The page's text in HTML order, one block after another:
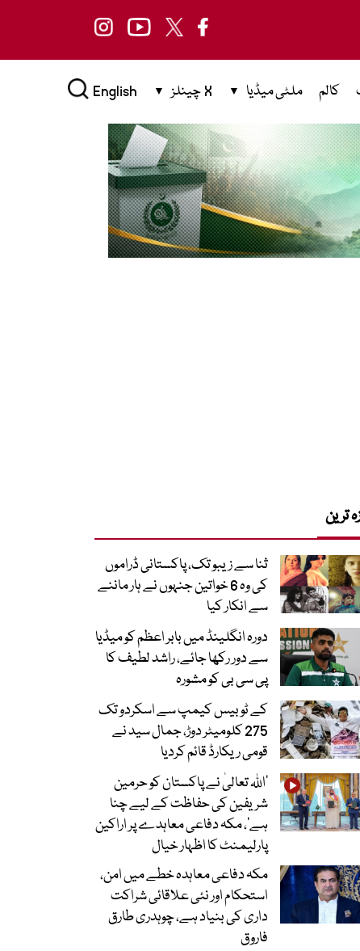
کالم ملٹی میڈیا X چینلز English
ترین
ثنا سے زیبو تک، پاکستانی ڈراموں
کی وہ 6 خواتین جنہوں نے ہار ماننے
سے انکار کیا
دورہ انگلینڈ میں بابر اعظم کو میڈیا
سے دور رکھا جائے، راشد لطیف کا
پی سی بی کو مشورہ
کے ٹو بیس کیمپ سے اسکردو تک
275 کلومیٹر دوڑ، جمال سید نے
قومی ریکارڈ قائم کردیا
’اللہ تعالیٰ نے پاکستان کو حرمین
شریفین کی حفاظت کے لیے چنا
ہے‘، مکہ دفاعی معاہدے پر اراکین
پارلیمنٹ کا اظہار خیال
مکہ دفاعی معاہدہ خطے میں امن،
استحکام اور نئی علاقائی شراکت
داری کی بنیاد ہے، چوہدری طارق
فاروق